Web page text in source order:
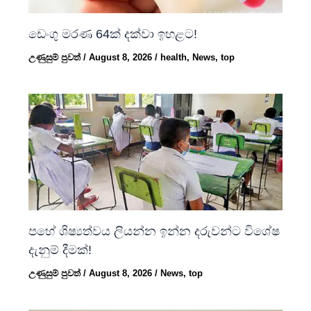
ඩෙංගු මරණ 64ක් දක්වා ඉහළට!
උණුසුම් පුවත්/August 8, 2026/ health, News,top
පහේ ශිෂ්‍යත්වය ලියන්න ඉන්න දරුවන්ට විශේෂ
දැනුම් දීමක්!
උණුසුම් පුවත්/August 8, 2026/ News,top